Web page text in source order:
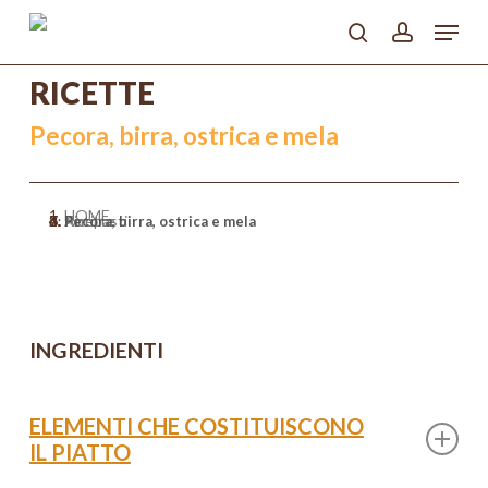
Skip
content
searchaccount
Menu
RICETTE
Pecora, birra, ostrica e mela
HOME
>
Ricette
>
Antipasti
>
Pecora, birra, ostrica e mela
INGREDIENTI
ELEMENTI CHE COSTITUISCONO
IL PIATTO
Close